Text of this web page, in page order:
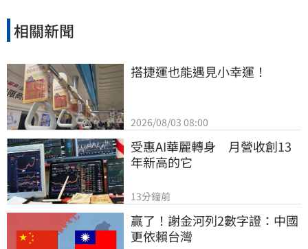
相關新聞
搭捷運也能遇見小幸運！
2026/08/03 08:00
受惠AI華麗轉身　月營收創13
年新高的它
13分鐘前
贏了！謝金河列2數字證：中國
更依賴台灣